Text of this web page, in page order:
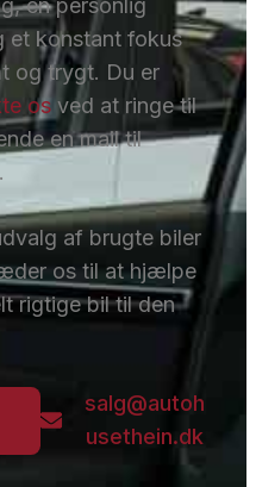
en personlig
et konstant fokus
og trygt. Du er
os ved at ringe til
en mail til
.
af brugte biler
os til at hjælpe
rigtige bil til den
salg@autoh
usethein.dk